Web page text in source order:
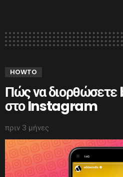
HOWTO
Πώς να διορθώσετε
στο Instagram
πριν 3 μήνες